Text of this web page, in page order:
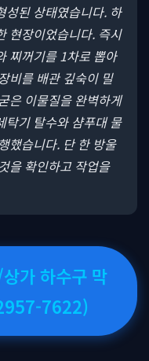
성된 상태였습니다. 하
현장이었습니다. 즉시
찌꺼기를 1차로 뽑아
비를 배관 깊숙이 밀
은 이물질을 완벽하게
탁기 탈수와 샴푸대 물
했습니다. 단 한 방울
을 확인하고 작업을
가 하수구 막
7622)